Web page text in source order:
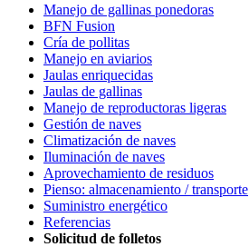
Manejo de gallinas ponedoras
BFN Fusion
Cría de pollitas
Manejo en aviarios
Jaulas enriquecidas
Jaulas de gallinas
Manejo de reproductoras ligeras
Gestión de naves
Climatización de naves
Iluminación de naves
Aprovechamiento de residuos
Pienso: almacenamiento / transporte
Suministro energético
Referencias
Solicitud de folletos